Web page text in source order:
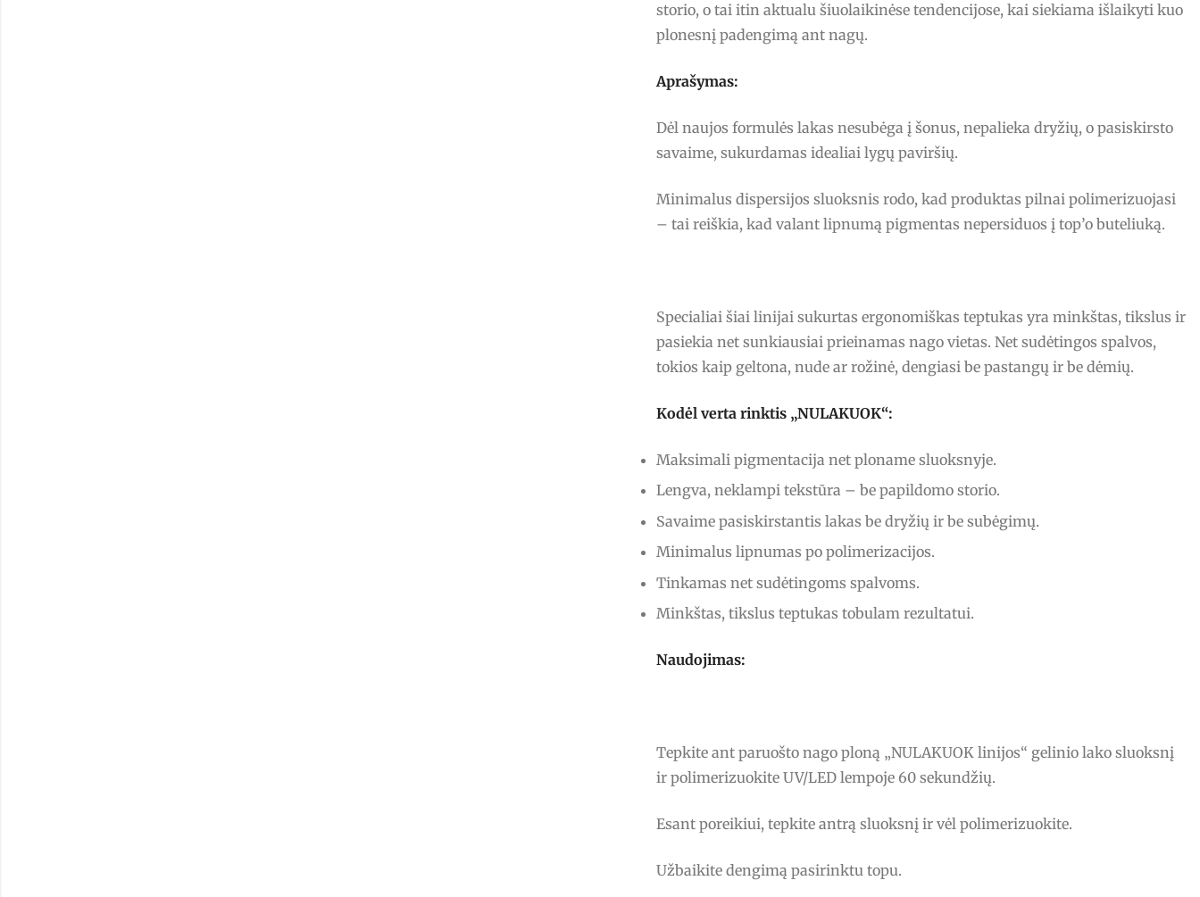
storio, o tai itin aktualu šiuolaikinėse tendencijose, kai siekiama išlaikyti kuo
plonesnį padengimą ant nagų.
Aprašymas:
Dėl naujos formulės lakas nesubėga į šonus, nepalieka dryžių, o pasiskirsto
savaime, sukurdamas idealiai lygų paviršių.
Minimalus dispersijos sluoksnis rodo, kad produktas pilnai polimerizuojasi
– tai reiškia, kad valant lipnumą pigmentas nepersiduos į top’o buteliuką.
Specialiai šiai linijai sukurtas ergonomiškas teptukas yra minkštas, tikslus ir
pasiekia net sunkiausiai prieinamas nago vietas. Net sudėtingos spalvos,
tokios kaip geltona, nude ar rožinė, dengiasi be pastangų ir be dėmių.
Kodėl verta rinktis „NULAKUOK“:
Maksimali pigmentacija net ploname sluoksnyje.
Lengva, neklampi tekstūra – be papildomo storio.
Savaime pasiskirstantis lakas be dryžių ir be subėgimų.
Minimalus lipnumas po polimerizacijos.
Tinkamas net sudėtingoms spalvoms.
Minkštas, tikslus teptukas tobulam rezultatui.
Naudojimas:
Tepkite ant paruošto nago ploną „NULAKUOK linijos“ gelinio lako sluoksnį
ir polimerizuokite UV/LED lempoje 60 sekundžių.
Esant poreikiui, tepkite antrą sluoksnį ir vėl polimerizuokite.
Užbaikite dengimą pasirinktu topu.